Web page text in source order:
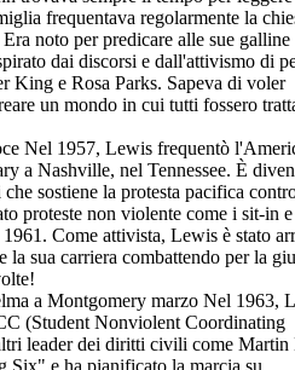
frequentava regolarmente la
noto per predicare alle sue galline
dai discorsi e dall'attivismo di
King e Rosa Parks. Sapeva di voler
un mondo in cui tutti fossero
Nel 1957, Lewis frequentò
a Nashville, nel Tennessee. È
sostiene la protesta pacifica
proteste non violente come i sit-in
Come attivista, Lewis è stato
la sua carriera combattendo per la
a Montgomery marzo Nel 1963,
(Student Nonviolent Coordinating
leader dei diritti civili come Martin
Six" e ha pianificato la marcia su